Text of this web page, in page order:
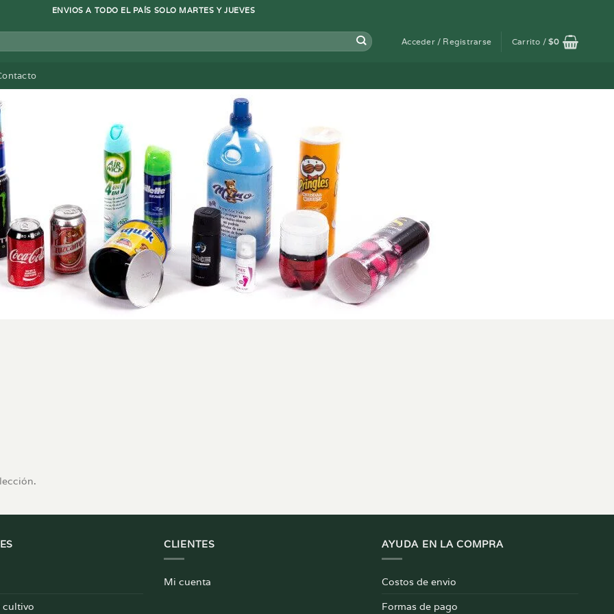
ENVIOS A TODO EL PAÍS SOLO MARTES Y JUEVES
Acceder / Registrarse Carrito /$0
cultivo
CLIENTES
Mi cuenta
AYUDA EN LA COMPRA
Costos de envio
Formas de pago